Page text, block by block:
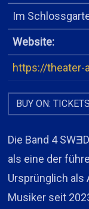
Im
Website:
https://theater-
BUY ON:
Die Band 4
als eine der
Ursprünglich als
Musiker seit